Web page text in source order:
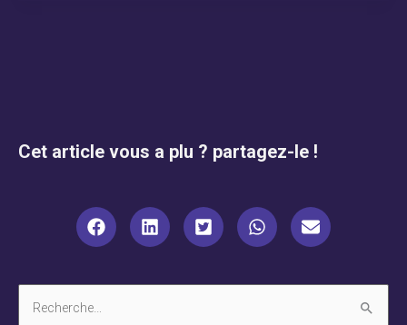
Cet article vous a plu ? partagez-le !